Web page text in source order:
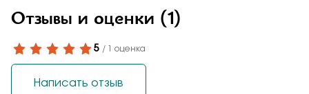
Отзывы и оценки (1)
5 / 1 оценка
Написать отзыв